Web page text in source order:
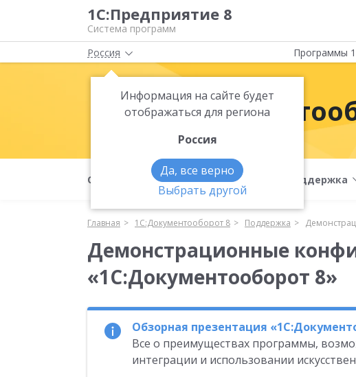
1С:Предприятие 8
Система программ
Россия
Информация на сайте будет
отображаться для региона
Россия
Да, все верно
Выбрать другой
Программы
О продукте Возможности Поддержка
Главная 1С:Документооборот 8 Поддержка
Демонстрационные
«1С:Документооборот 8»
Обзорная презентация
Все о преимуществах программы,
интеграции и использовании